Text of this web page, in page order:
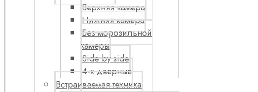
Верхняя камера
Нижняя камера
Без морозильной
камеры
Side by side
4-х дверные
Встраиваемая техника